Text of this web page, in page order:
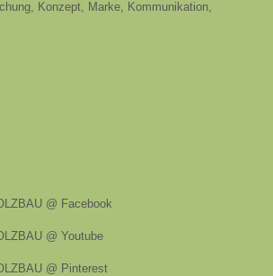
Konzept, Marke, Kommunikation,
@ Facebook
@ Youtube
@ Pinterest